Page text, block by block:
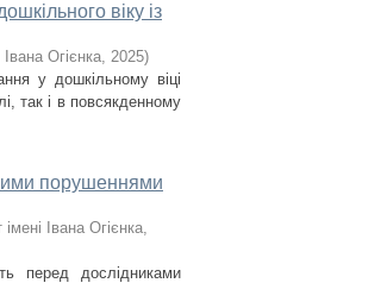
віку із
Огієнка, 2025)
у дошкільному віці
так і в повсякденному
порушеннями
Івана Огієнка,
перед дослідниками